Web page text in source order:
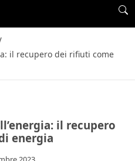
il recupero dei rifiuti come
il recupero
energia